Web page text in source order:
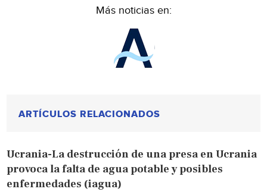
Más noticias en:
ARTÍCULOS RELACIONADOS
Ucrania-La destrucción de una presa en Ucrania
provoca la falta de agua potable y posibles
enfermedades (iagua)